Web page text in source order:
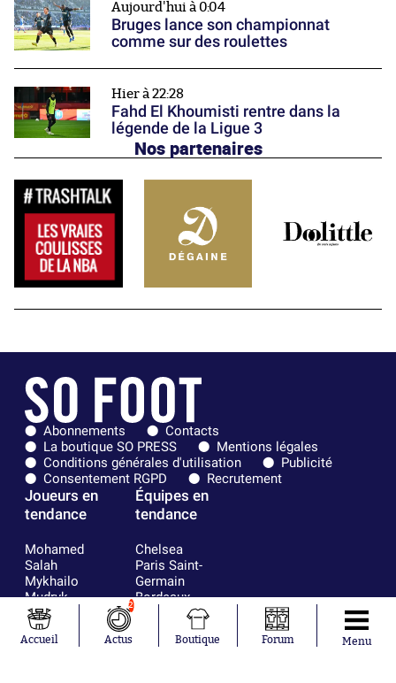
Aujourd'hui à 0:04
Bruges lance son championnat
comme sur des roulettes
Hier à 22:28
Fahd El Khoumisti rentre dans la
légende de la Ligue 3
Nos partenaires
Abonnements
Contacts
La boutique SO PRESS
Mentions légales
Conditions générales d'utilisation
Publicité
Consentement RGPD
Recrutement
Joueurs en
tendance
Mohamed
Salah
Mykhailo
Mudryk
Neymar
Khalis Merah
Loïs Openda
Équipes en
tendance
Chelsea
Paris Saint-
Germain
Bordeaux
Olympique
FIFA
Accueil
2
Actus Boutique Forum Menu